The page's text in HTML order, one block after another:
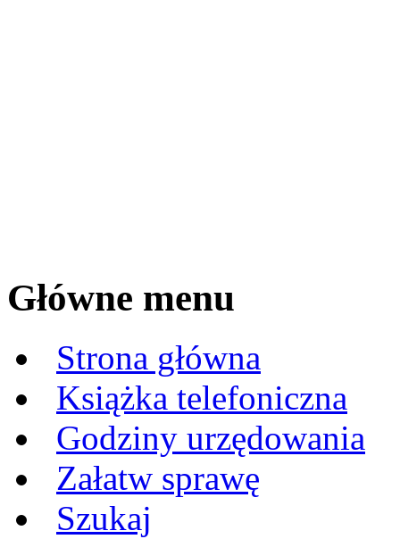
Główne menu
Strona główna
Książka telefoniczna
Godziny urzędowania
Załatw sprawę
Szukaj